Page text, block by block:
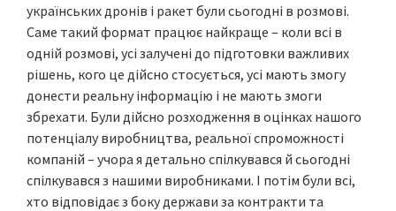
українських дронів і ракет були сьогодні в розмові.
Саме такий формат працює найкраще – коли всі в
одній розмові, усі залучені до підготовки важливих
рішень, кого це дійсно стосується, усі мають змогу
донести реальну інформацію і не мають змоги
збрехати. Були дійсно розходження в оцінках нашого
потенціалу виробництва, реальної спроможності
компаній – учора я детально спілкувався й сьогодні
спілкувався з нашими виробниками. І потім були всі,
хто відповідає з боку держави за контракти та